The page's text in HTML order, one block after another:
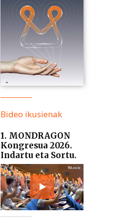
Bideo ikusienak
1. MONDRAGON
Kongresua 2026.
Indartu eta Sortu.